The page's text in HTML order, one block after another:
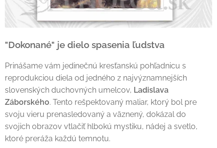
"Dokonané" je dielo spasenia ľudstva
Prinášame vám jedinečnú kresťanskú pohľadnicu s
reprodukciou diela od jedného z najvýznamnejších
slovenských duchovných umelcov, Ladislava
Záborského. Tento rešpektovaný maliar, ktorý bol pre
svoju vieru prenasledovaný a väznený, dokázal do
svojich obrazov vtlačiť hlbokú mystiku, nádej a svetlo,
ktoré preráža každú temnotu.